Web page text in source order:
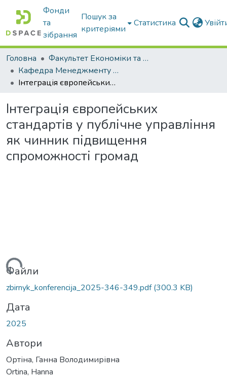
Фонди
та
зібрання
Пошук за
критеріями
Статистика
Головна
Факультет Економіки та бізнесу
Кафедра Менеджменту та публічного адміністрування
Інтеграція європейських стандартів у публічне управління як чинник підвищення спроможності громад
Інтеграція європейських
стандартів у публічне управління
як чинник підвищення
спроможності громад
Файли
zbirnyk_konferencija_2025-346-349.pdf(300.3 KB)
Дата
2025
Автори
Ортіна, Ганна Володимирівна
Ortina, Hanna